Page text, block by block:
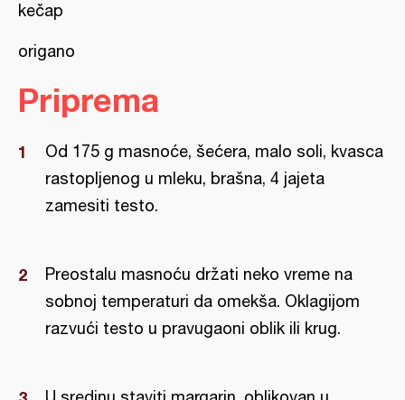
kečap
origano
Priprema
Od 175 g masnoće, šećera, malo soli, kvasca
rastopljenog u mleku, brašna, 4 jajeta
zamesiti testo.
Preostalu masnoću držati neko vreme na
sobnoj temperaturi da omekša. Oklagijom
razvući testo u pravugaoni oblik ili krug.